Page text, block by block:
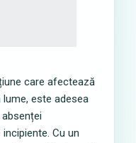
care afectează
este adesea
Cu un